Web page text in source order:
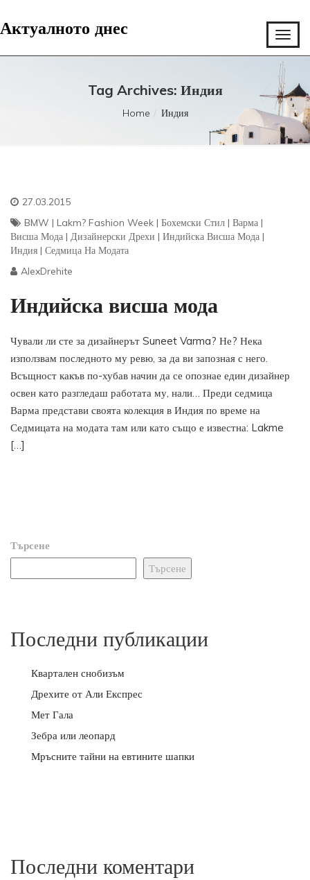
Актуалното днес
Tag Archives: Индия
Home Индия
27.03.2015
BMW | Lakm? Fashion Week | Бохемски Стил | Варма |
Висша Мода | Дизайнерски Дрехи | Индийска Висша Мода |
Индия | Седмица На Модата
AlexDrehite
Индийска висша мода
Чували ли сте за дизайнерът Suneet Varma? Не? Нека
използвам последното му ревю, за да ви запозная с него.
Всъщност какъв по-хубав начин да се опознае един дизайнер
освен като разгледаш работата му, нали… Преди седмица
Варма представи своята колекция в Индия по време на
Седмицата на модата там или като също е известна: Lakme
[…]
Търсене
Търсене
Последни публикации
Квартален снобизъм
Дрехите от Али Експрес
Мет Гала
Зебра или леопард
Мръсните тайни на евтините шапки
Последни коментари